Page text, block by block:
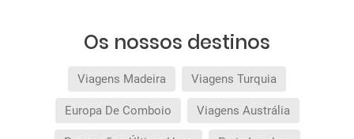
Os nossos destinos
Viagens Madeira Viagens Turquia
Europa De Comboio Viagens Austrália